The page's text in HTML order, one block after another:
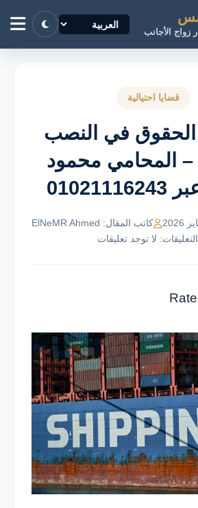
زواج الأجانب
قضايا احتيالية
الحقوق في النصب
– المحامي محمود
كاتب المقال: ElNeMR Ahmed
التعليقات: لا توجد تعليقات